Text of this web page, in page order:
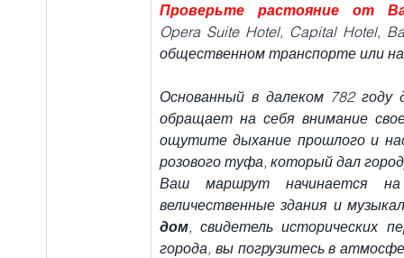
Проверьте растояние от
Opera Suite Hotel, Capital Hotel,
общественном транспорте или
Основанный в далеком 782
обращает на себя внимание
ощутите дыхание прошлого и
розового туфа, который дал
Ваш маршрут начинается
величественные здания и
дом, свидетель исторических
города, вы погрузитесь в